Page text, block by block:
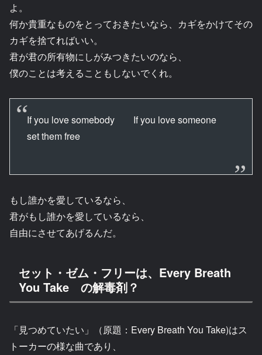
よ。
何か貴重なものをとっておきたいなら、カギをかけてその
カギを捨てればいい。
君が君の所有物にしがみつきたいのなら、
僕のことは考えることもしないでくれ。
If you love somebody If you love someone
set them free
もし誰かを愛しているなら、
君がもし誰かを愛しているなら、
自由にさせてあげるんだ。
セット・ゼム・フリーは、Every Breath
You Take の解毒剤？
「見つめていたい」（原題：Every Breath You Take)はス
トーカーの様な曲であり、